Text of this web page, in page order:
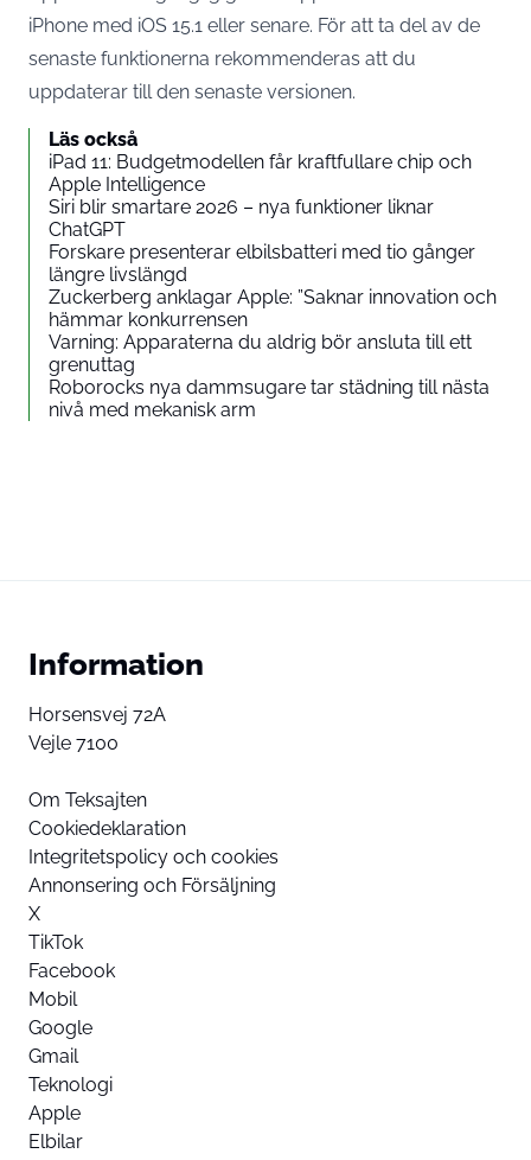
iPhone med iOS 15.1 eller senare. För att ta del av de
senaste funktionerna rekommenderas att du
uppdaterar till den senaste versionen.
Läs också
iPad 11: Budgetmodellen får kraftfullare chip och
Apple Intelligence
Siri blir smartare 2026 – nya funktioner liknar
ChatGPT
Forskare presenterar elbilsbatteri med tio gånger
längre livslängd
Zuckerberg anklagar Apple: ”Saknar innovation och
hämmar konkurrensen
Varning: Apparaterna du aldrig bör ansluta till ett
grenuttag
Roborocks nya dammsugare tar städning till nästa
nivå med mekanisk arm
Information
Horsensvej 72A
Vejle 7100
Om Teksajten
Cookiedeklaration
Integritetspolicy och cookies
Annonsering och Försäljning
X
TikTok
Facebook
Mobil
Google
Gmail
Teknologi
Apple
Elbilar